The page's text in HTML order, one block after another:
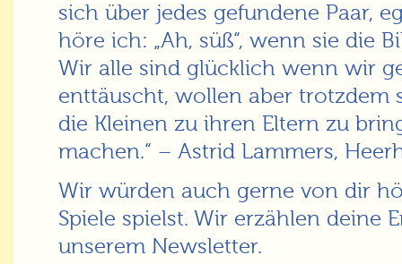
sich über jedes gefundene Paar,
höre ich: „Ah, süß“, wenn sie die
Wir alle sind glücklich wenn wir
enttäuscht, wollen aber trotzdem
die Kleinen zu ihren Eltern zu
machen.“ – Astrid Lammers,
Wir würden auch gerne von dir
Spiele spielst. Wir erzählen deine
unserem Newsletter.